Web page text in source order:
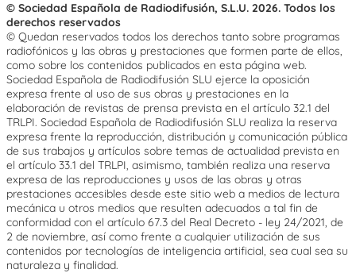
© Sociedad Española de Radiodifusión, S.L.U. 2026. Todos los
derechos reservados
© Quedan reservados todos los derechos tanto sobre programas
radiofónicos y las obras y prestaciones que formen parte de ellos,
como sobre los contenidos publicados en esta página web.
Sociedad Española de Radiodifusión SLU ejerce la oposición
expresa frente al uso de sus obras y prestaciones en la
elaboración de revistas de prensa prevista en el artículo 32.1 del
TRLPI. Sociedad Española de Radiodifusión SLU realiza la reserva
expresa frente la reproducción, distribución y comunicación pública
de sus trabajos y artículos sobre temas de actualidad prevista en
el artículo 33.1 del TRLPI, asimismo, también realiza una reserva
expresa de las reproducciones y usos de las obras y otras
prestaciones accesibles desde este sitio web a medios de lectura
mecánica u otros medios que resulten adecuados a tal fin de
conformidad con el artículo 67.3 del Real Decreto - ley 24/2021, de
2 de noviembre, así como frente a cualquier utilización de sus
contenidos por tecnologías de inteligencia artificial, sea cual sea su
naturaleza y finalidad.